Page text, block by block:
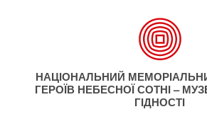
НАЦІОНАЛЬНИЙ
ГЕРОЇВ НЕБЕСНОЇ СОТНІ –
ГІДНОСТІ